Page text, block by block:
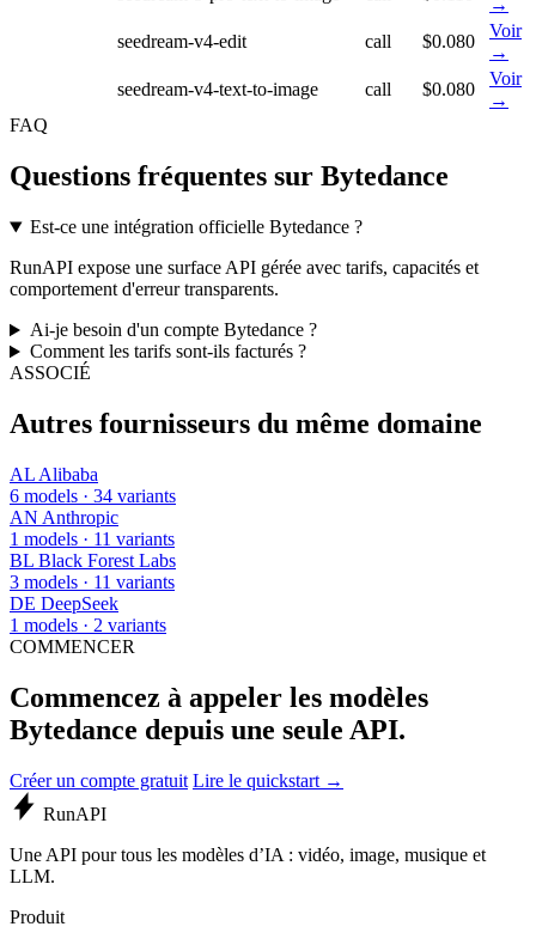
→
seedream-v4-edit
call $0.080
Voir
→
seedream-v4-text-to-image
call $0.080
Voir
→
FAQ
Questions fréquentes sur Bytedance
Est-ce une intégration officielle Bytedance ?
RunAPI expose une surface API gérée avec tarifs, capacités et
comportement d'erreur transparents.
Ai-je besoin d'un compte Bytedance ?
Comment les tarifs sont-ils facturés ?
ASSOCIÉ
Autres fournisseurs du même domaine
AL Alibaba
6 models · 34 variants
AN Anthropic
1 models · 11 variants
BL Black Forest Labs
3 models · 11 variants
DE DeepSeek
1 models · 2 variants
COMMENCER
Commencez à appeler les modèles
Bytedance depuis une seule API.
Créer un compte gratuit Lire le quickstart →
RunAPI
Une API pour tous les modèles d’IA : vidéo, image, musique et
LLM.
Produit